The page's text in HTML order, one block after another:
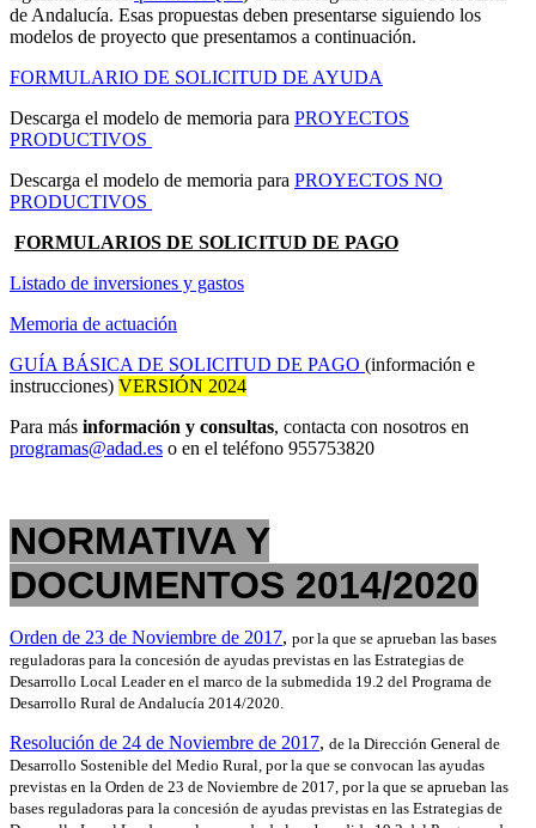
de Andalucía. Esas propuestas deben presentarse siguiendo los
modelos de proyecto que presentamos a continuación.
FORMULARIO DE SOLICITUD DE AYUDA
Descarga el modelo de memoria para PROYECTOS
PRODUCTIVOS
Descarga el modelo de memoria para PROYECTOS NO
PRODUCTIVOS
FORMULARIOS DE SOLICITUD DE PAGO
Listado de inversiones y gastos
Memoria de actuación
GUÍA BÁSICA DE SOLICITUD DE PAGO (información e
instrucciones) VERSIÓN 2024
Para más información y consultas, contacta con nosotros en
programas@adad.es o en el teléfono 955753820
NORMATIVA Y
DOCUMENTOS 2014/2020
Orden de 23 de Noviembre de 2017, por la que se aprueban las bases
reguladoras para la concesión de ayudas previstas en las Estrategias de
Desarrollo Local Leader en el marco de la submedida 19.2 del Programa de
Desarrollo Rural de Andalucía 2014/2020.
Resolución de 24 de Noviembre de 2017, de la Dirección General de
Desarrollo Sostenible del Medio Rural, por la que se convocan las ayudas
previstas en la Orden de 23 de Noviembre de 2017, por la que se aprueban las
bases reguladoras para la concesión de ayudas previstas en las Estrategias de